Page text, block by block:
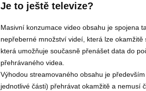
Je to ještě televize?
Masivní konzumace video obsahu je spojena
nepřeberné množství videí, která lze
která umožňuje současně přenášet data do
přehrávaného videa.
Výhodou streamovaného obsahu je
jednotlivé části) přehrávat okamžitě a nemusí